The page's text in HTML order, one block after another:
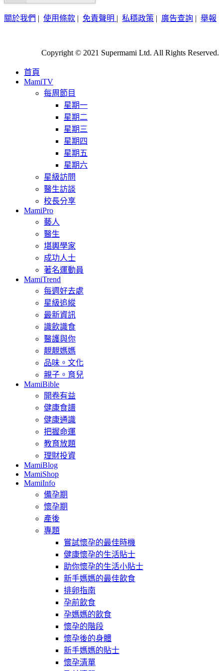
關於我們 | 使用條款 | 免責聲明 | 私穩政策 | 廣告查詢 | 舉報
Copyright © 2021 Supermami Ltd. All Rights Reserved.
首頁
MamiTV
每周節目
星期一
星期二
星期三
星期四
星期五
星期六
星級訪問
醫生訪談
校長分享
MamiPro
藝人
醫生
堪輿學家
成功人士
著名運動員
MamiTrend
每週好去處
星級追縱
最新資訊
識飲識食
醫護與你
靚靚媽媽
品味。文化
親子。育兒
MamiBible
開卷有益
健康食譜
健康通識
把握命運
教育放題
理財投資
MamiBlog
MamiShop
MamiInfo
備孕期
懷孕期
產後
專題
嘗試懷孕的最佳時機
健康懷孕的生活貼士
助你懷孕的生活小貼士
新手媽媽的最佳飲食
排卵指南
孕前飲食
孕媽媽的飲食
懷孕的階段
懷孕後的身體
新手媽媽的貼士
懷孕清單